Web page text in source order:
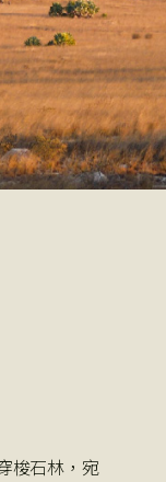
梭石林，宛